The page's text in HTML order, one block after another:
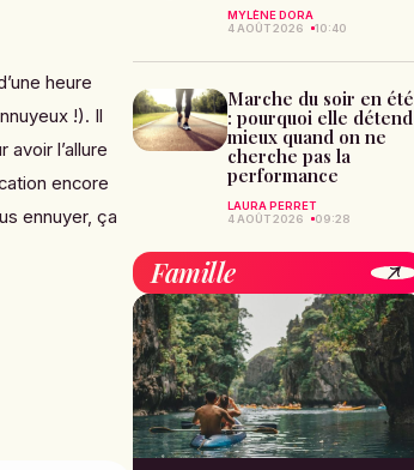
heure
!). Il
l’allure
encore
ennuyer, ça
MYLÈNE DORA
4 AOÛT 2026
10:40
Marche du soir en été
: pourquoi elle détend
mieux quand on ne
cherche pas la
performance
LAURA PERRET
4 AOÛT 2026
09:28
Famille